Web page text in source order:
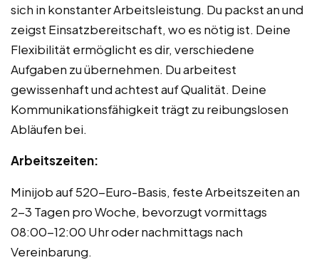
sich in konstanter Arbeitsleistung. Du packst an und
zeigst Einsatzbereitschaft, wo es nötig ist. Deine
Flexibilität ermöglicht es dir, verschiedene
Aufgaben zu übernehmen. Du arbeitest
gewissenhaft und achtest auf Qualität. Deine
Kommunikationsfähigkeit trägt zu reibungslosen
Abläufen bei.
Arbeitszeiten:
Minijob auf 520-Euro-Basis, feste Arbeitszeiten an
2-3 Tagen pro Woche, bevorzugt vormittags
08:00-12:00 Uhr oder nachmittags nach
Vereinbarung.